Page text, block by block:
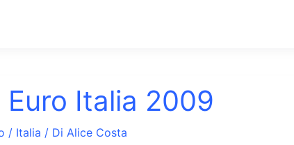
Euro Italia 2009
/ Italia / Di Alice Costa